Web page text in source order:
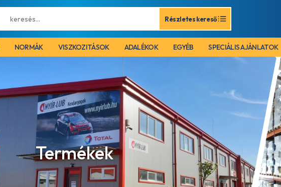
Részletes kereső
NORMÁK VISZKOZITÁSOK ADALÉKOK EGYÉB SPECIÁLIS AJÁNLATOK
Termékek